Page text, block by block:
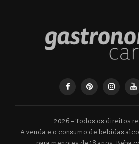
2026 – Todos os direitos
A venda e o consumo de bebidas